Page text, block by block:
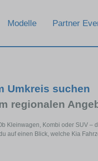
Modelle Partner
Umkreis suchen
regionalen
Kleinwagen, Kombi oder SUV –
auf einen Blick, welche Kia